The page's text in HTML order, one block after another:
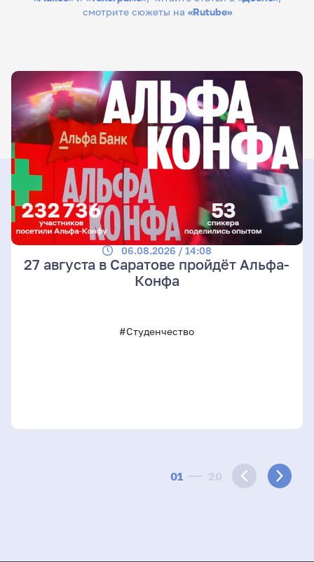
смотрите сюжеты на «Rutube»
01 20
06.08.2026 / 14:08
27 августа в Саратове пройдёт Альфа-
Конфа
#Студенчество